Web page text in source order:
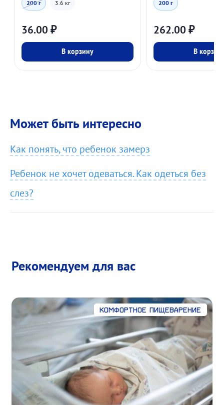
200 г 3.6 кг
36.00₽
В корзину
200 г
262.00₽
В
Может быть интересно
Как понять, что ребенок замерз
Ребенок не хочет одеваться. Как одеться без
слез?
Рекомендуем для вас
Комфортное пищеварение